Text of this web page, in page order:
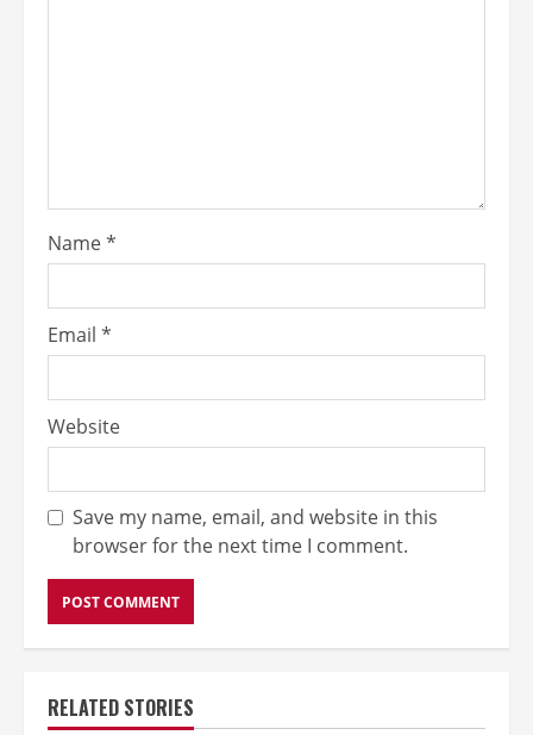
Name*
Email *
Website
Save my name, email, and website in this
browser for the next time I comment.
RELATED STORIES